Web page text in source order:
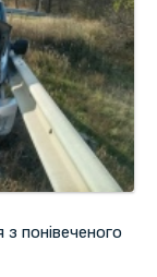
понівеченого